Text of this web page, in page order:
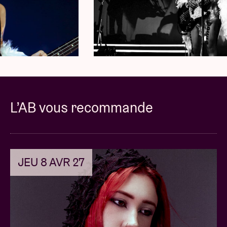
sommets avec le single « PASSENGER PRINCESS »,
une chanson sur l’amour riche en synthétiseurs, et le
titre sulfureux « MUSTANG BABY FT. ARTEMAS ».
· One General Admission Ticket
· Group Photo with Nessa and other VIP Patrons
· VIP-Exclusive Merchandise Item(s)
TheVIP EARLY ENTRY PACKAGEincludes:
· One General Admission Ticket
· VIP-Exclusive Merchandise Item(s)
· Early Entry (where available)
L’AB vous recommande
JEU 8 AVR 27